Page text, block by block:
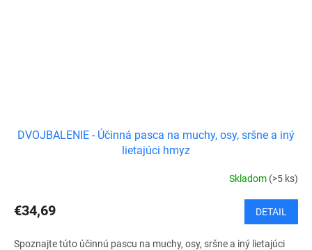
DVOJBALENIE - Účinná pasca na muchy, osy, sršne a iný
lietajúci hmyz
Skladom (>5 ks)
€34,69 DETAIL
Spoznajte túto účinnú pascu na muchy, osy, sršne a iný lietajúci